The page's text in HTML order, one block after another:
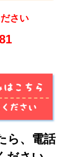
さい
ら、電話